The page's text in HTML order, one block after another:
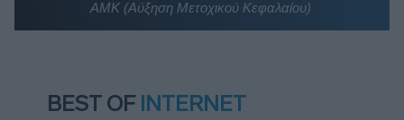
ΑΜΚ (Αύξηση Μετοχικού Κεφαλαίου)
BEST OF INTERNET